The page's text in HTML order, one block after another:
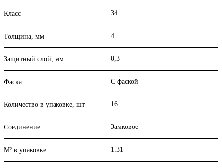
Класс 34
Толщина, мм 4
Защитный слой, мм 0,3
Фаска С фаской
Количество в упаковке, шт 16
Соединение Замковое
М² в упаковке 1.31